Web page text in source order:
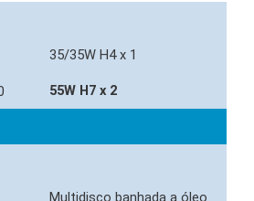
35/35W H4 x 1
55W H7 x 2
Multidisco banhada a óleo